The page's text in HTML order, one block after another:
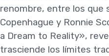
renombre, entre los que
Copenhague y Ronnie
a Dream to Reality»,
trasciende los límites